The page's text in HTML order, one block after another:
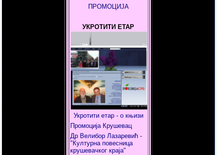
ПРОМОЦИЈА
УКРОТИТИ ЕТАР
Укротити етар - о књизи
Промоција Крушевац
Др Велибор Лазаревић -
"Културна повесница
крушевачког краја"